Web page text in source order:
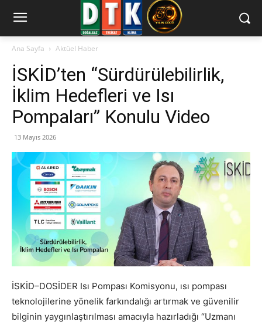
Ana Sayfa Aktüel Haber
İSKİD’ten “Sürdürülebilirlik,
İklim Hedefleri ve Isı
Pompaları” Konulu Video
13 Mayıs 2026
İSKİD–DOSİDER Isı Pompası Komisyonu, ısı pompası
teknolojilerine yönelik farkındalığı artırmak ve güvenilir
bilginin yaygınlaştırılması amacıyla hazırladığı “Uzmanı